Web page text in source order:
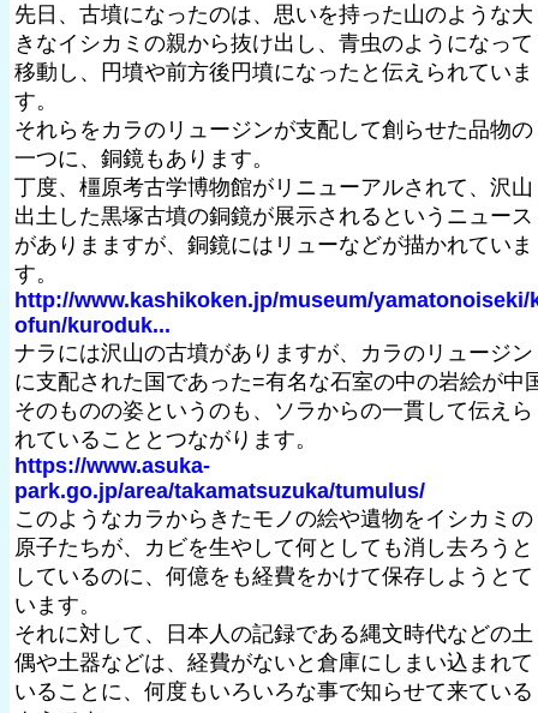
先日、古墳になったのは、思いを持った山のような大
きなイシカミの親から抜け出し、青虫のようになって
移動し、円墳や前方後円墳になったと伝えられていま
す。
それらをカラのリュージンが支配して創らせた品物の
一つに、銅鏡もあります。
丁度、橿原考古学博物館がリニューアルされて、沢山
出土した黒塚古墳の銅鏡が展示されるというニュース
がありまますが、銅鏡にはリューなどが描かれていま
す。
http://www.kashikoken.jp/museum/yamatonoiseki/
ofun/kuroduk...
ナラには沢山の古墳がありますが、カラのリュージン
に支配された国であった=有名な石室の中の岩絵が中
そのものの姿というのも、ソラからの一貫して伝えら
れていることとつながります。
https://www.asuka-
park.go.jp/area/takamatsuzuka/tumulus/
このようなカラからきたモノの絵や遺物をイシカミの
原子たちが、カビを生やして何としても消し去ろうと
しているのに、何億をも経費をかけて保存しようとて
います。
それに対して、日本人の記録である縄文時代などの土
偶や土器などは、経費がないと倉庫にしまい込まれて
いることに、何度もいろいろな事で知らせて来ている